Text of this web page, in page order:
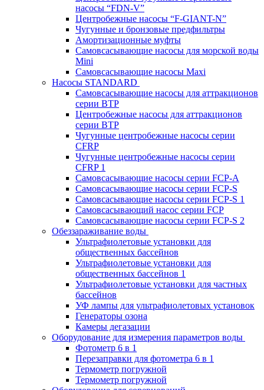
насосы “FDN-V”
Центробежные насосы “F-GIANT-N”
Чугунные и бронзовые предфильтры
Амортизационные муфты
Самовсасывающие насосы для морской воды
Mini
Самовсасывающие насосы Maxi
Насосы STANDARD
Самовсасывающие насосы для аттракционов
серии BTP
Центробежные насосы для аттракционов
серии BTP
Чугунные центробежные насосы серии
CFRP
Чугунные центробежные насосы серии
CFRP 1
Самовсасывающие насосы серии FCP-A
Самовсасывающие насосы серии FCP-S
Самовсасывающие насосы серии FCP-S 1
Самовсасывающий насос серии FCP
Самовсасывающие насосы серии FCP-S 2
Обеззараживание воды
Ультрафиолетовые установки для
общественных бассейнов
Ультрафиолетовые установки для
общественных бассейнов 1
Ультрафиолетовые установки для частных
бассейнов
УФ лампы для ультрафиолетовых установок
Генераторы озона
Камеры дегазации
Оборудование для измерения параметров воды
Фотометр 6 в 1
Перезаправки для фотометра 6 в 1
Термометр погружной
Термометр погружной